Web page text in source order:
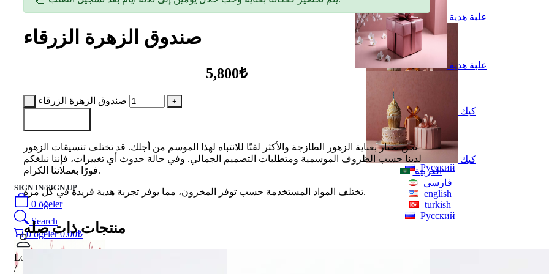
علبة هدية
كيك
العربية
فارسی
english
Русский
SIGN IN/SIGN UP
0 öğeler
Search
0öğeler 0.00₺
علبة هدية
كيك
العربية
فارسی
english
turkish
Русский
Login
/
صندوق الزهرة الزرقاء
5,800₺
صندوق الزهرة الزرقاء
نحن نختار بعناية الزهور الطازجة والأكثر لفتًا للانتباه لهذا الموسم من أجلك. قد تختلف تنسيقات الزهور
لدينا حسب الظروف الموسمية ومتطلبات التصميم الجمالي. وفي حالة حدوث أي تغييرات، فإننا نبلغكم
فورًا بعملائنا الكرام.
تختلف المواد المستخدمة حسب توفر المخزون، مما يوفر تجربة هدية فريدة في كل مرة.
منتجات ذات صله